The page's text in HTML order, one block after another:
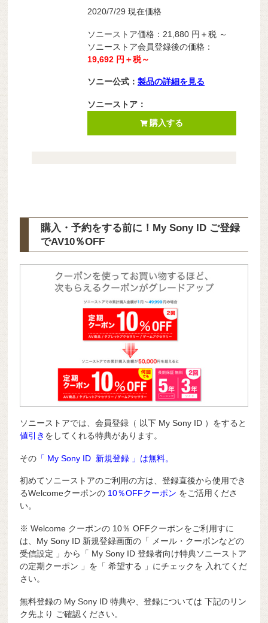
2020/7/29 現在価格
ソニーストア価格：21,880 円＋税 ～
ソニーストア会員登録後の価格：
19,692 円＋税～
ソニー公式： 製品の詳細を見る
ソニーストア：
購入する
購入・予約をする前に！My Sony ID ご登録
でAV10％OFF
ソニーストアでは、会員登録（ 以下 My Sony ID ）をすると
値引き をしてくれる特典があります。
その 「 My Sony ID 新規登録 」は無料。
初めてソニーストアのご利用の方は、登録直後から使用でき
るWelcomeクーポンの 10％OFFクーポン をご活用くださ
い。
※ Welcome クーポンの 10％ OFFクーポンをご利用すに
は、My Sony ID 新規登録画面の「 メール・クーポンなどの
受信設定 」から「 My Sony ID 登録者向け特典ソニーストア
の定期クーポン 」を「 希望する 」にチェックを 入れてくだ
さい。
無料登録の My Sony ID 特典や、登録については 下記のリン
ク先より ご確認ください。